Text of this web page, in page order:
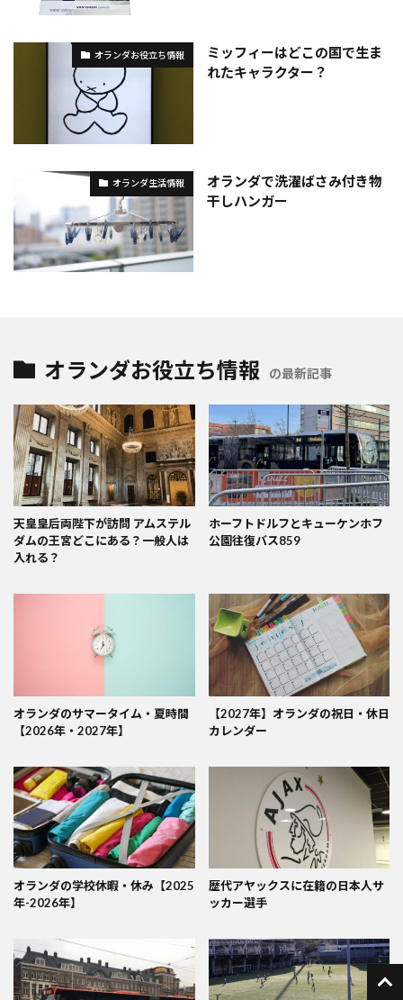
オランダお役立ち情報
ミッフィーはどこの国で生ま
れたキャラクター？
オランダ生活情報
オランダで洗濯ばさみ付き物
干しハンガー
オランダお役立ち情報 の最新記事
天皇皇后両陛下が訪問 アムステル
ダムの王宮どこにある？一般人は
入れる？
ホーフトドルフとキューケンホフ
公園往復バス859
オランダのサマータイム・夏時間
【2026年・2027年】
【2027年】オランダの祝日・休日
カレンダー
オランダの学校休暇・休み【2025
年-2026年】
歴代アヤックスに在籍の日本人サ
ッカー選手